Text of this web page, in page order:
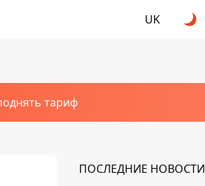
UK
тариф
ПОСЛЕДНИЕ НОВОСТИ